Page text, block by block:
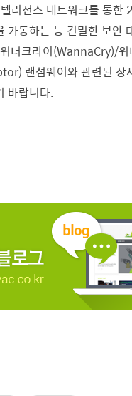
리전스 네트워크를 통한
가동하는 등 긴밀한 보안
워너크라이(WannaCry)/워
랜섬웨어와 관련된 상
바랍니다.